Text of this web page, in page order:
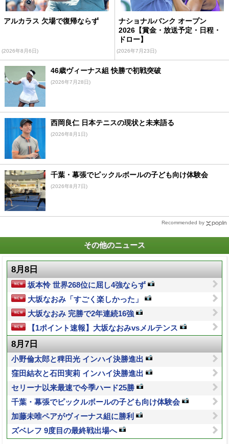
アルカラス 欠場で復帰ならず
(2026年8月6日)
ナショナルバンク オープン
2026【賞金・放送予定・日程・
ドロー】
(2026年7月23日)
46歳ヴィーナス組 快勝で初戦突破
(2026年7月28日)
西岡良仁 日本テニスの現状と未来語る
(2026年8月1日)
千葉・幕張でピックルボールの子ども向け体験会
(2026年8月7日)
Recommended by
その他のニュース
8月8日
坂本怜 世界268位に屈し4強ならず
大坂なおみ「すごく楽しかった」
大坂なおみ 完勝で2年連続16強
【1ポイント速報】大坂なおみvsメルテンス
8月7日
小野倫太郎と稗田光 インハイ決勝進出
窪田結衣と石田実莉 インハイ決勝進出
セリーナ以来最速で今季ハード25勝
千葉・幕張でピックルボールの子ども向け体験会
加藤未唯ペアがヴィーナス組に勝利
ズベレフ 9度目の最終戦出場へ